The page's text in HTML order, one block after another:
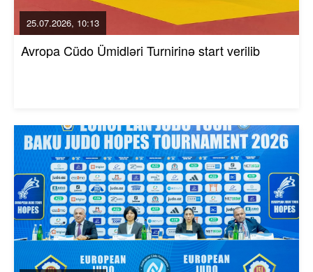
25.07.2026, 10:13
Avropa Cüdo Ümidləri Turnirinə start verilib